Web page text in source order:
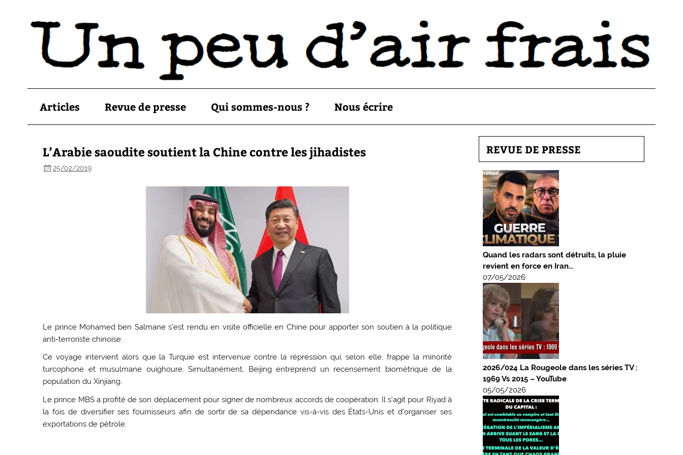
Articles Revue de presse Qui sommes-nous ? Nous écrire
L’Arabie saoudite soutient la Chine contre les jihadistes
25/02/2019
Le prince Mohamed ben Salmane s’est rendu en visite officielle en Chine pour apporter son soutien à la politique
anti-terroriste chinoise.
Ce voyage intervient alors que la Turquie est intervenue contre la répression qui, selon elle, frappe la minorité
turcophone et musulmane ouïghoure. Simultanément, Beijing entreprend un recensement biométrique de la
population du Xinjiang.
Le prince MBS a profité de son déplacement pour signer de nombreux accords de coopération. Il s’agit pour Riyad à
la fois de diversifier ses fournisseurs afin de sortir de sa dépendance vis-à-vis des États-Unis et d’organiser ses
exportations de pétrole.
REVUE DE PRESSE
Quand les radars sont détruits, la pluie
revient en force en Iran…
07/05/2026
2026/024 La Rougeole dans les séries TV :
1969 Vs 2015 – YouTube
05/05/2026